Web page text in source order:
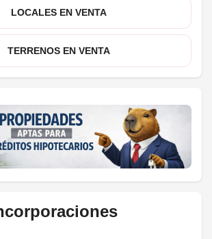
LOCALES EN VENTA
TERRENOS EN VENTA